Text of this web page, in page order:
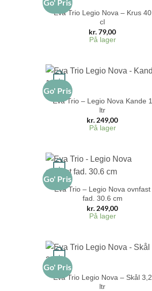
Go' Pris
Eva Trio Legio Nova – Krus 40
cl
kr.79,00
På lager
Go' Pris
+
Eva Trio – Legio Nova Kande 1
ltr
kr. 249,00
På lager
Go' Pris
+
Eva Trio – Legio Nova ovnfast
fad. 30.6 cm
kr. 249,00
På lager
Go' Pris
+
Eva Trio Legio Nova – Skål 3,2
ltr